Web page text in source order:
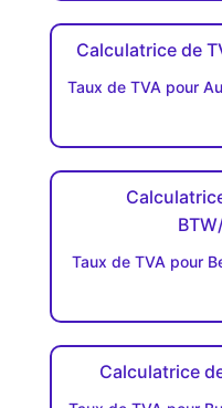
Calculatrice de
Taux de TVA pour
Taux de TVA pour
Calculatrice